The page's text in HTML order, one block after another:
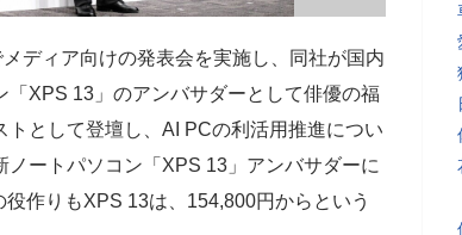
ディア向けの発表会を実施し、同社が国内
XPS 13」のアンバサダーとして俳優の福
として登壇し、AI PCの利活用推進につい
ートパソコン「XPS 13」アンバサダーに
作りもXPS 13は、154,800円からという